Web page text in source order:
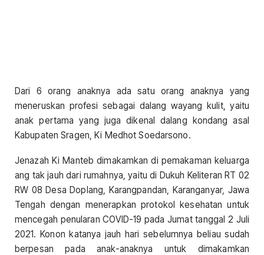
Dari 6 orang anaknya ada satu orang anaknya yang
meneruskan profesi sebagai dalang wayang kulit, yaitu
anak pertama yang juga dikenal dalang kondang asal
Kabupaten Sragen, Ki Medhot Soedarsono.
Jenazah Ki Manteb dimakamkan di pemakaman keluarga
ang tak jauh dari rumahnya, yaitu di Dukuh Keliteran RT 02
RW 08 Desa Doplang, Karangpandan, Karanganyar, Jawa
Tengah dengan menerapkan protokol kesehatan untuk
mencegah penularan COVID-19 pada Jumat tanggal 2 Juli
2021. Konon katanya jauh hari sebelumnya beliau sudah
berpesan pada anak-anaknya untuk dimakamkan